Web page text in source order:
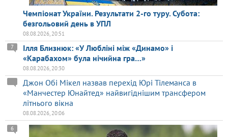
Чемпіонат України. Результати 2-го туру. Субота:
безгольовий день в УПЛ
08.08.2026, 20:51
Ілля Близнюк: «У Любліні між «Динамо» і
«Карабахом» була нічийна гра…»
7
08.08.2026, 20:30
Джон Обі Мікел назвав перехід Юрі Тілеманса в
«Манчестер Юнайтед» найвигіднішим трансфером
літнього вікна
08.08.2026, 20:06
6